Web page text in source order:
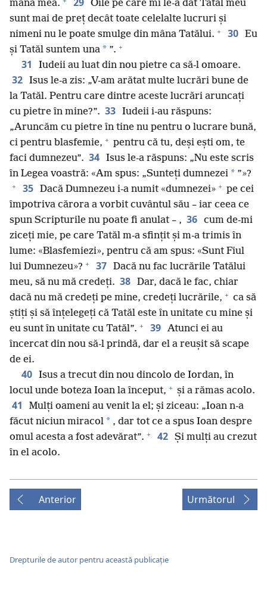
mâna mea.
Oile pe care mi le-a dat Tatăl meu
sunt mai de preț decât toate celelalte lucruri și
nimeni nu le poate smulge din mâna Tatălui. + 30 Eu
și Tatăl suntem una * ”. +
31 Iudeii au luat din nou pietre ca să-l omoare.
32 Isus le-a zis: „V-am arătat multe lucrări bune de
la Tatăl. Pentru care dintre aceste lucrări aruncați
cu pietre în mine?”. 33 Iudeii i-au răspuns:
„Aruncăm cu pietre în tine nu pentru o lucrare bună,
ci pentru blasfemie, + pentru că tu, deși ești om, te
faci dumnezeu”. 34 Isus le-a răspuns: „Nu este scris
în Legea voastră: «Am spus: „Sunteți dumnezei * ”»?
+ 35 Dacă Dumnezeu i-a numit «dumnezei» + pe cei
împotriva cărora a vorbit cuvântul său – iar ceea ce
spun Scripturile nu poate fi anulat – , 36 cum de-mi
ziceți mie, pe care Tatăl m-a sfințit și m-a trimis în
lume: «Blasfemiezi», pentru că am spus: «Sunt Fiul
lui Dumnezeu»? + 37 Dacă nu fac lucrările Tatălui
meu, să nu mă credeți. 38 Dar, dacă le fac, chiar
dacă nu mă credeți pe mine, credeți lucrările, + ca să
știți și să înțelegeți că Tatăl este în unitate cu mine și
eu sunt în unitate cu Tatăl”. + 39 Atunci ei au
încercat din nou să-l prindă, dar el a reușit să scape
de ei.
40 Isus a trecut din nou dincolo de Iordan, în
locul unde boteza Ioan la început, + și a rămas acolo.
41
Mulți oameni au venit la el; și ziceau: „Ioan n-a
făcut niciun miracol * , dar tot ce a spus Ioan despre
omul acesta a fost adevărat”. + 42 Și mulți au crezut
în el acolo.
Anterior Următorul
Drepturile de autor pentru această publicație